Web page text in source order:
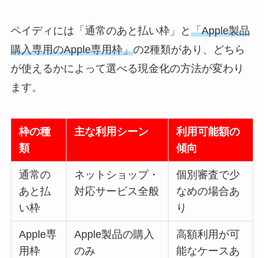
ペイディには「通常のあと払い枠」と 「Apple製品
購入専用のApple専用枠」の2種類があり、どちら
が使えるかによって選べる現金化の方法が変わり
ます。
枠の種
類
主な利用シーン
利用可能額の
傾向
通常の
あと払
い枠
ネットショップ・
対応サービス全般
個別審査で少
なめの場合あ
り
Apple専
用枠
Apple製品の購入
のみ
高額利用が可
能なケースあ